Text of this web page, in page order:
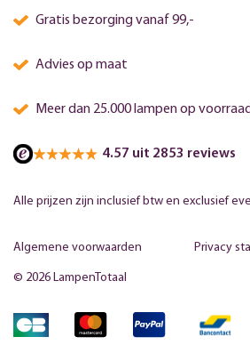
Gratis bezorging vanaf 99,-
Advies op maat
Meer dan 25.000 lampen op
4.57 uit 2853 reviews
Alle prijzen zijn inclusief btw en exclusief
© 2026 LampenTotaal
Algemene voorwaarden Privacy